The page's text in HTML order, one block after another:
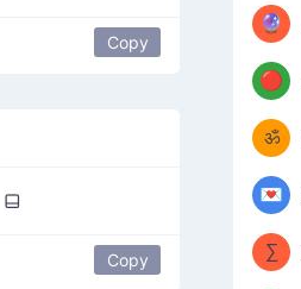
Copy
⬓
Copy
🔮
🔴
ॐ
💌
∑